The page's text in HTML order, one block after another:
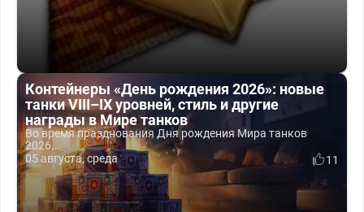
Контейнеры «День рождения 2026»: новые
танки VIII–IX уровней, стиль и другие
награды в Мире танков
Во время празднования Дня рождения Мира танков
2026...
05 августа, среда
11